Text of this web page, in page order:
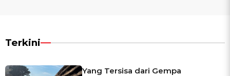
Terkini
Yang Tersisa dari Gempa